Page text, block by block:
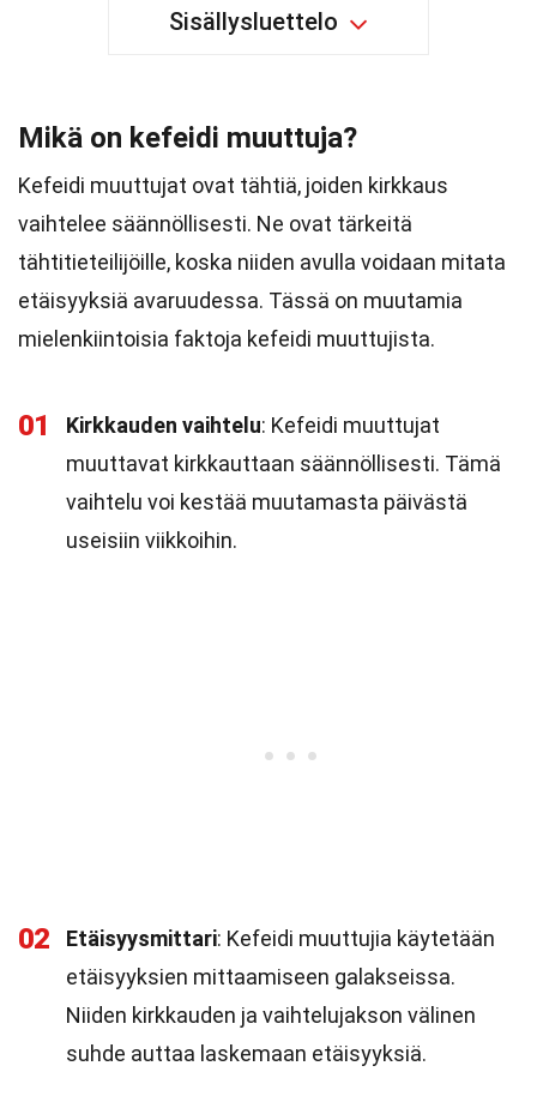
Sisällysluettelo
Mikä on kefeidi muuttuja?
Kefeidi muuttujat ovat tähtiä, joiden kirkkaus
vaihtelee säännöllisesti. Ne ovat tärkeitä
tähtitieteilijöille, koska niiden avulla voidaan mitata
etäisyyksiä avaruudessa. Tässä on muutamia
mielenkiintoisia faktoja kefeidi muuttujista.
01 Kirkkauden vaihtelu: Kefeidi muuttujat
muuttavat kirkkauttaan säännöllisesti. Tämä
vaihtelu voi kestää muutamasta päivästä
useisiin viikkoihin.
02 Etäisyysmittari: Kefeidi muuttujia käytetään
etäisyyksien mittaamiseen galakseissa.
Niiden kirkkauden ja vaihtelujakson välinen
suhde auttaa laskemaan etäisyyksiä.